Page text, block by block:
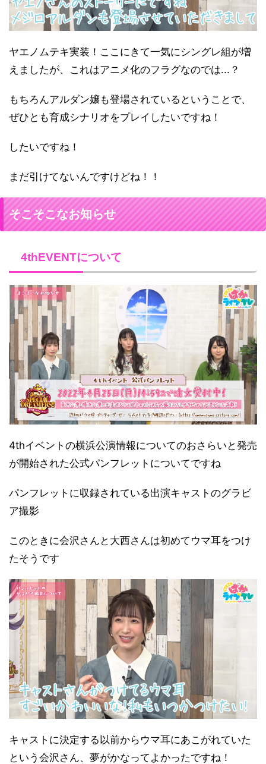
ヤエノムテキ実装！ここにきて一気にシングレ組が増
えましたが、これはアニメ化のフラグなのでは...？
もちろんアルダン嬢も登場されているということで、
ぜひとも育成シナリオをプレイしたいですね！
したいですね！
まだ引けてないんですけどね！！
そこそこなお知らせ
4thEVENTについて
4thイベントの横浜公演情報についてのおさらいと発売
が開始された公式パンフレットについてですね
パンフレットに収録されている出演キャストのグラビ
ア撮影
このときに会沢さんと大西さんは初めてウマ耳をつけ
たそうです
キャストに決定する以前からウマ耳にあこがれていた
という会沢さん、夢がかなってよかったですね！